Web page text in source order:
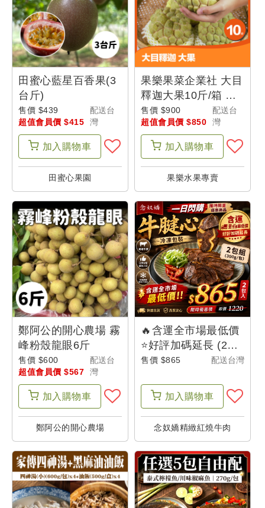
田蜜心藍星百香果(3
台斤)
售價 $439
超值會員價 $415
配送台
灣
加入 購物車
田蜜心果園
果樂果菜企業社 大目
釋迦大果10斤/箱 台
東味-宜花東-父士山
售價 $900
超值會員價 $850
配送台
灣
加入 購物車
果樂水果專賣
鄭阿公的開心農場 霧
峰粉殼龍眼6斤
售價 $600
超值會員價 $567
配送台
灣
加入 購物車
鄭阿公的開心農場
🔥含運全市場最低價
⭐好評加碼延長 (2包
組)【念奴嬌】牛腱心
超食尚
售價 $865 配送台灣
加入 購物車
念奴嬌精緻紅燒牛肉